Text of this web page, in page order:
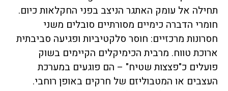
תחילה אל עומק האתגר הניצב בפני החקלאות כיום.
חומרי הדברה כימיים מסורתיים סובלים משני
חסרונות מרכזיים: חוסר סלקטיביות ופגיעה סביבתית
ארוכת טווח. מרבית הכימיקלים הקיימים בשוק
פועלים כ"פצצות שטיח" – הם פוגעים במערכת
העצבים או המטבוליזם של חרקים באופן רוחבי.